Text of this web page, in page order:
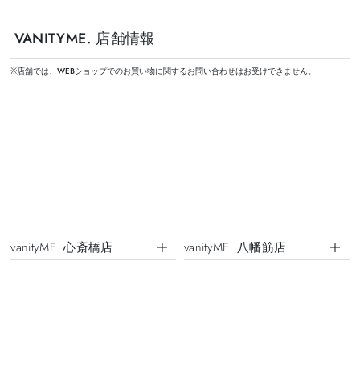
VANITYME. 店舗情報
※店舗では、WEBショップでのお買い物に関するお問い合わせはお受けできません。
vanityME. 心斎橋店 vanityME. 八幡筋店